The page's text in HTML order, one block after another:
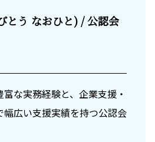
とう なおひと) / 公認会
な実務経験と、企業支援・
広い支援実績を持つ公認会